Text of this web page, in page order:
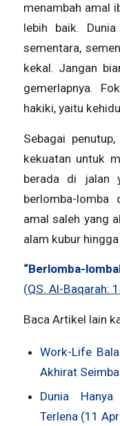
menambah amal
lebih baik.
sementara,
kekal. Jangan
gemerlapnya.
hakiki, yaitu
Sebagai
kekuatan untuk
berada di jalan
berlomba-lomba
amal saleh yang
alam kubur
“Berlomba-
(QS. Al-Baqarah:
Baca Artikel lain
Work-Life
Akhirat
Dunia
Terlena (11